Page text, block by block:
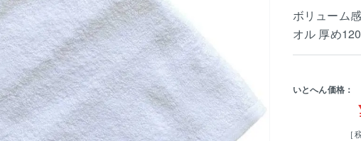
ボリューム
オル 厚め
いとへん価格：